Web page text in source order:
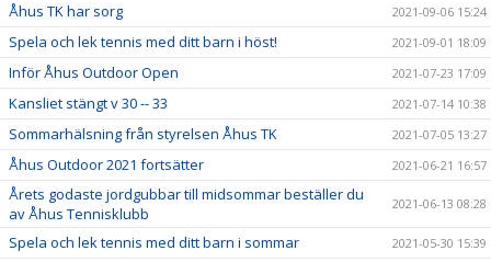
Åhus TK har sorg 2021-09-06 15:24
Spela och lek tennis med ditt barn i höst! 2021-09-01 18:09
Inför Åhus Outdoor Open 2021-07-23 17:09
Kansliet stängt v 30 -- 33 2021-07-14 10:38
Sommarhälsning från styrelsen Åhus TK 2021-07-05 13:27
Åhus Outdoor 2021 fortsätter 2021-06-21 16:57
Årets godaste jordgubbar till midsommar beställer du
av Åhus Tennisklubb
2021-06-13 08:28
Spela och lek tennis med ditt barn i sommar 2021-05-30 15:39